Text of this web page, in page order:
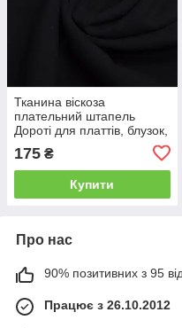
Тканина віскоза
плательний штапель
Дороті для платтів, блузок,
175 ₴
Купити
Про нас
90% позитивних з 95
Працює з 26.10.2012